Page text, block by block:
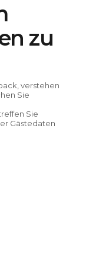
zu
verstehen
Sie
Sie
Gästedaten